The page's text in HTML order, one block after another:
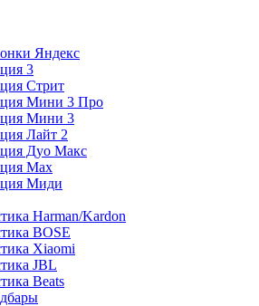
Яндекс
3
Стрит
Мини 3 Про
Мини 3
Лайт 2
Дуо Макс
Max
Миди
Harman/Kardon
BOSE
Xiaomi
JBL
Beats